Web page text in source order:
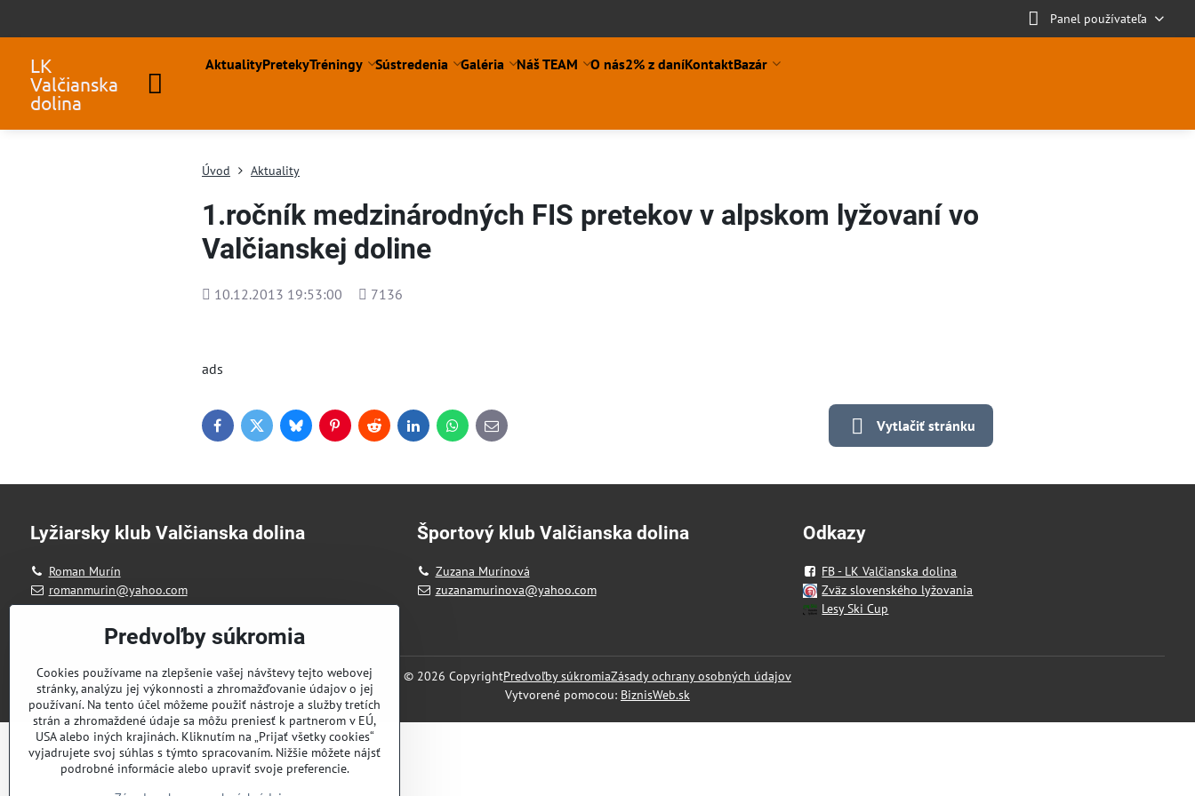
Panel používateľa
LK
Valčianska
dolina
AktualityPretekyTréningy Sústredenia Galéria Náš TEAM O nás2% z daníKontaktBazár
Úvod Aktuality
1.ročník medzinárodných FIS pretekov v alpskom lyžovaní vo
Valčianskej doline
Pridané
10.12.2013 19:53:00
Počet
7136
ads
FacebookTwitterBlueskyPinterestRedditLinkedInWhatsApp
E-
mail
Vytlačiť stránku
Lyžiarsky klub Valčianska dolina
Roman Murín
romanmurin@yahoo.com
Športový klub Valčianska dolina
Zuzana Murínová
zuzanamurinova@yahoo.com
Odkazy
FB - LK Valčianska dolina
Zväz slovenského lyžovania
Lesy Ski Cup
© 2026 CopyrightPredvoľby súkromiaZásady ochrany osobných údajov
Vytvorené pomocou: BiznisWeb.sk
Predvoľby súkromia
Cookies používame na zlepšenie vašej návštevy tejto webovej
stránky, analýzu jej výkonnosti a zhromažďovanie údajov o jej
používaní. Na tento účel môžeme použiť nástroje a služby tretích
strán a zhromaždené údaje sa môžu preniesť k partnerom v EÚ,
USA alebo iných krajinách. Kliknutím na „Prijať všetky cookies“
vyjadrujete svoj súhlas s týmto spracovaním. Nižšie môžete nájsť
podrobné informácie alebo upraviť svoje preferencie.